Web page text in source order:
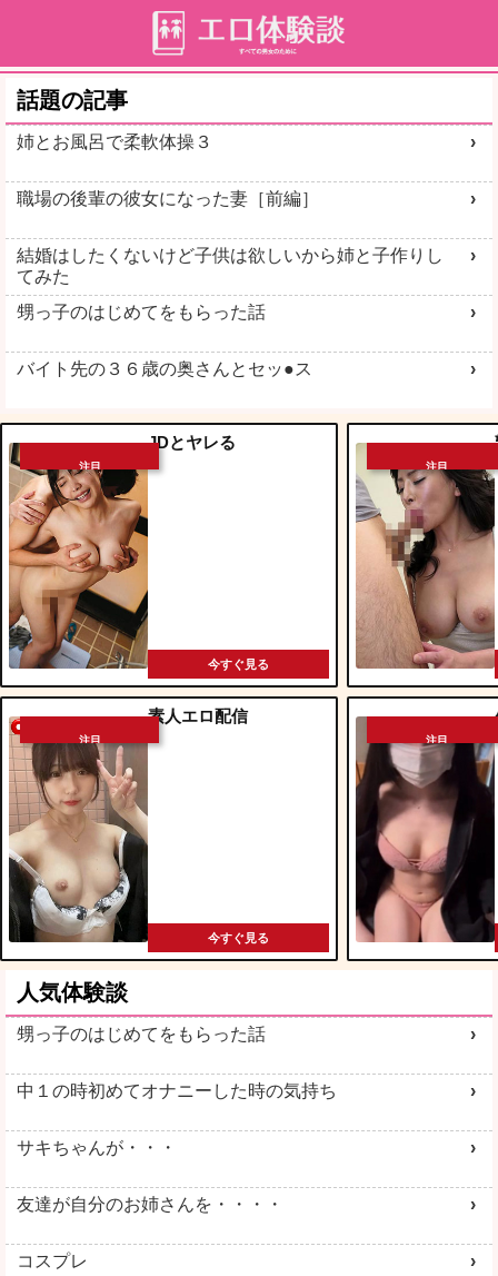
話題の記事
姉とお風呂で柔軟体操３
職場の後輩の彼女になった妻［前編］
結婚はしたくないけど子供は欲しいから姉と子作りし
てみた
甥っ子のはじめてをもらった話
バイト先の３６歳の奥さんとセッ●ス
注目
JDとヤレる
今すぐ見る
注目
素人エロ配信
今すぐ見る
注目
注目
人気体験談
甥っ子のはじめてをもらった話
中１の時初めてオナニーした時の気持ち
サキちゃんが・・・
友達が自分のお姉さんを・・・・
コスプレ